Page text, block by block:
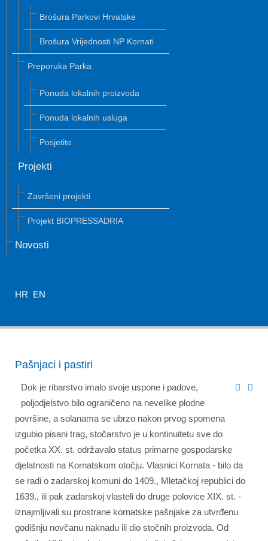
Brošura Parkovi Hrvatske
Brošura Vrijednosti NP Kornati
Preporuka Parka
Ponuda lokalnih proizvoda
Ponuda lokalnih usluga
Posjetite
Projekti
Završeni projekti
Projekt BIOPRESSADRIA
Novosti
HR EN
Pašnjaci i pastiri
Dok je ribarstvo imalo svoje uspone i padove,
poljodjelstvo bilo ograničeno na nevelike plodne
površine, a solanama se ubrzo nakon prvog spomena
izgubio pisani trag, stočarstvo je u kontinuitetu sve do
početka XX. st. održavalo status primarne gospodarske
djelatnosti na Kornatskom otočju. Vlasnici Kornata - bilo da
se radi o zadarskoj komuni do 1409., Mletačkoj republici do
1639., ili pak zadarskoj vlasteli do druge polovice XIX. st. -
iznajmljivali su prostrane kornatske pašnjake za utvrđenu
godišnju novčanu naknadu ili dio stočnih proizvoda. Od